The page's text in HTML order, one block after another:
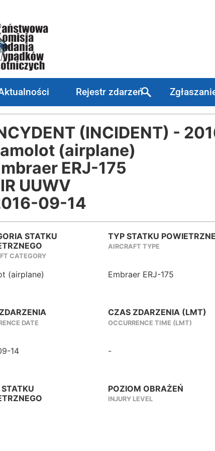
narzędzi
Rejestr zdarzeń
(INCIDENT) -
(airplane)
ERJ-175
UUWV
09-14
STATKU
CATEGORY
(airplane)
TYP STATKU
AIRCRAFT TYPE
Embraer ERJ-175
DATE
14
CZAS ZDARZENIA (LMT)
OCCURRENCE TIME (LMT)
-
POZIOM OBRAŻEŃ
INJURY LEVEL